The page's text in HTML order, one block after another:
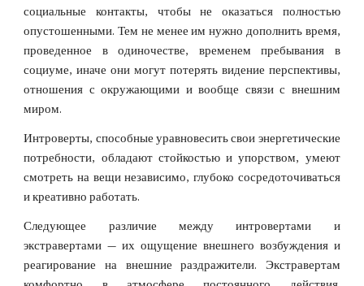
социальные контакты, чтобы не оказаться полностью
опустошенными. Тем не менее им нужно дополнить время,
проведенное в одиночестве, временем пребывания в
социуме, иначе они могут потерять видение перспективы,
отношения с окружающими и вообще связи с внешним
миром.
Интроверты, способные уравновесить свои энергетические
потребности, обладают стойкостью и упорством, умеют
смотреть на вещи независимо, глубоко сосредоточиваться
и креативно работать.
Следующее различие между интровертами и
экстравертами — их ощущение внешнего возбуждения и
реагирование на внешние раздражители. Экстравертам